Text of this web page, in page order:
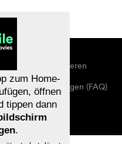
Registrieren/abonnieren
gestellte Fragen (FAQ)
zum Home-
öffnen
tippen dann
.